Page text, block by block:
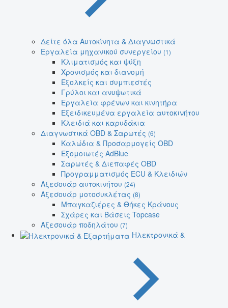
Δείτε όλα Αυτοκίνητα & Διαγνωστικά
Εργαλεία μηχανικού συνεργείου (1)
Κλιματισμός και ψύξη
Χρονισμός και διανομή
Εξολκείς και συμπιεστές
Γρύλοι και ανυψωτικά
Εργαλεία φρένων και κινητήρα
Εξειδικευμένα εργαλεία αυτοκινήτου
Κλειδιά και καρυδάκια
Διαγνωστικά OBD & Σαρωτές (6)
Καλώδια & Προσαρμογείς OBD
Εξομοιωτές AdBlue
Σαρωτές & Διεπαφές OBD
Προγραμματισμός ECU & Κλειδιών
Αξεσουάρ αυτοκινήτου (24)
Αξεσουάρ μοτοσυκλέτας (8)
Μπαγκαζιέρες & Θήκες Κράνους
Σχάρες και Βάσεις Topcase
Αξεσουάρ ποδηλάτου (7)
Ηλεκτρονικά &